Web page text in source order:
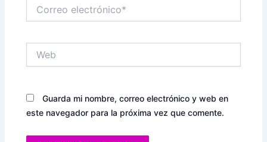
electrónico*
Guarda mi nombre, correo electrónico y web en
este navegador para la próxima vez que comente.